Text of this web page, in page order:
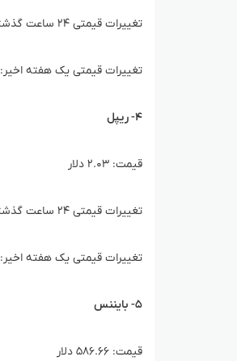
تغییرات قیمتی ۲۴ ساعت گذشته: ۰.۰۲ درصد افزایش
تغییرات قیمتی یک هفته اخیر: ۰.۰۲ درصد کاهش
۴- ریپل
قیمت: ۲.۰۳ دلار
تغییرات قیمتی ۲۴ ساعت گذشته: ۱.۴۰ درصد افزایش
تغییرات قیمتی یک هفته اخیر: ۴.۴۹ درصد کاهش
۵- بایننس
قیمت: ۵۸۶.۶۶ دلار